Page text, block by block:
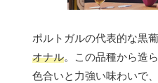
ポルトガルの代表的な黒葡
オナル。この品種から造
色合いと力強い味わいで